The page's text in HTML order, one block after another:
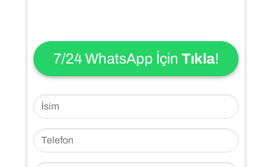
7/24 WhatsApp İçin Tıkla!